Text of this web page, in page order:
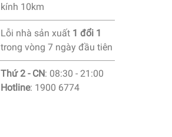
kính 10km
Lỗi nhà sản xuất 1 đổi 1
trong vòng 7 ngày đầu tiên
Thứ 2 - CN: 08:30 - 21:00
Hotline: 1900 6774